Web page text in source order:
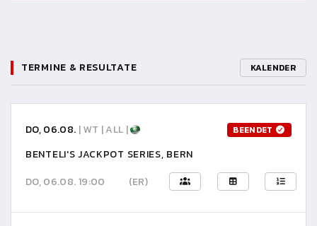
TERMINE & RESULTATE KALENDER
DO, 06.08. | WT | ALL | BEENDET
BENTELI'S JACKPOT SERIES, BERN
DO, 06.08. 19:00
(ER)